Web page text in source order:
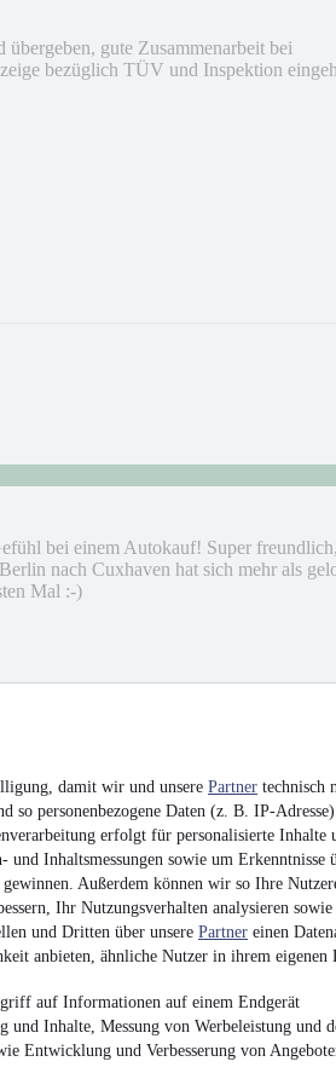
damit wir und unsere Partner technisch
so personenbezogene Daten (z. B. IP-
erfolgt für personalisierte Inhalte
und Inhaltsmessungen sowie um Erkenntnisse
Außerdem können wir so Ihre
Ihr Nutzungsverhalten analysieren
und Dritten über unsere Partner einen
anbieten, ähnliche Nutzer in ihrem eigenen
auf Informationen auf einem Endgerät
und Inhalte, Messung von Werbeleistung und
Entwicklung und Verbesserung von
gute Zusammenarbeit bei
bezüglich TÜV und Inspektion
bei einem Autokauf! Super freundlich,
nach Cuxhaven hat sich mehr als
Mal :-)